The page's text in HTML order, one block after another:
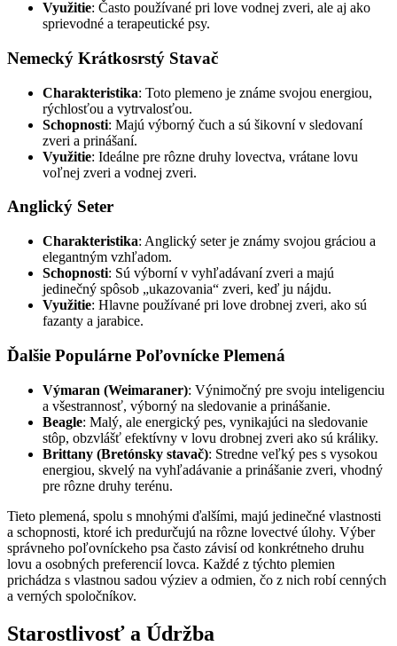
Využitie: Často používané pri love vodnej zveri, ale aj ako
sprievodné a terapeutické psy.
Nemecký Krátkosrstý Stavač
Charakteristika: Toto plemeno je známe svojou energiou,
rýchlosťou a vytrvalosťou.
Schopnosti: Majú výborný čuch a sú šikovní v sledovaní
zveri a prinášaní.
Využitie: Ideálne pre rôzne druhy lovectva, vrátane lovu
voľnej zveri a vodnej zveri.
Anglický Seter
Charakteristika: Anglický seter je známy svojou gráciou a
elegantným vzhľadom.
Schopnosti: Sú výborní v vyhľadávaní zveri a majú
jedinečný spôsob „ukazovania“ zveri, keď ju nájdu.
Využitie: Hlavne používané pri love drobnej zveri, ako sú
fazanty a jarabice.
Ďalšie Populárne Poľovnícke Plemená
Výmaran (Weimaraner): Výnimočný pre svoju inteligenciu
a všestrannosť, výborný na sledovanie a prinášanie.
Beagle: Malý, ale energický pes, vynikajúci na sledovanie
stôp, obzvlášť efektívny v lovu drobnej zveri ako sú králiky.
Brittany (Bretónsky stavač): Stredne veľký pes s vysokou
energiou, skvelý na vyhľadávanie a prinášanie zveri, vhodný
pre rôzne druhy terénu.
Tieto plemená, spolu s mnohými ďalšími, majú jedinečné vlastnosti
a schopnosti, ktoré ich predurčujú na rôzne lovectvé úlohy. Výber
správneho poľovníckeho psa často závisí od konkrétneho druhu
lovu a osobných preferencií lovca. Každé z týchto plemien
prichádza s vlastnou sadou výziev a odmien, čo z nich robí cenných
a verných spoločníkov.
Starostlivosť a Údržba